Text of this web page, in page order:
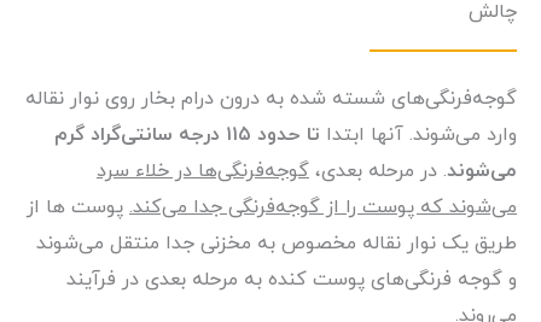
چالش
گوجه‌فرنگی‌های شسته شده به درون درام بخار روی نوار نقاله
وارد می‌شوند. آنها ابتدا
تا حدود ۱۱۵ درجه سانتی‌گراد گرم
می‌شوند. در مرحله بعدی، گوجه‌فرنگی‌ها در خلاء سرد
می‌شوند که پوست را از گوجه‌فرنگی جدا می‌کند. پوست ها از
طریق یک نوار نقاله مخصوص به مخزنی جدا منتقل می‌شوند
و گوجه فرنگی‌های پوست کنده به مرحله بعدی در فرآیند
می‌روند.